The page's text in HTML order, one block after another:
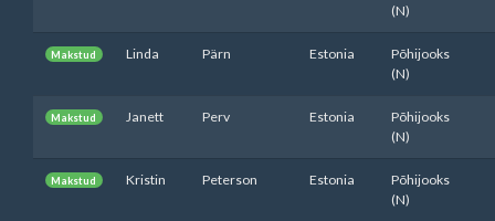
(N)
Makstud Linda Pärn Estonia
Põhijooks
(N)
Makstud Janett Perv Estonia
Põhijooks
(N)
Makstud Kristin Peterson Estonia
Põhijooks
(N)